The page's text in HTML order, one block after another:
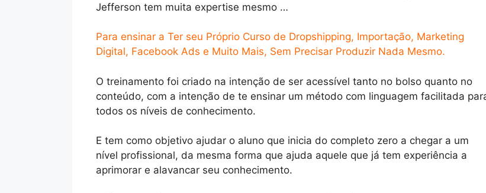
Jefferson tem muita expertise mesmo …
Para ensinar a Ter seu Próprio Curso de Dropshipping, Importação, Marketing
Digital, Facebook Ads e Muito Mais, Sem Precisar Produzir Nada Mesmo.
O treinamento foi criado na intenção de ser acessível tanto no bolso quanto no
conteúdo, com a intenção de te ensinar um método com linguagem facilitada
todos os níveis de conhecimento.
E tem como objetivo ajudar o aluno que inicia do completo zero a chegar a um
nível profissional, da mesma forma que ajuda aquele que já tem experiência a
aprimorar e alavancar seu conhecimento.